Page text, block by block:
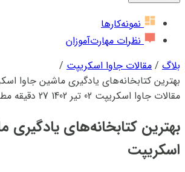
نمونه‌کارها
نظرات مهارت‌آموزان
بلاگ / مقالات جاوا اسکریپت /
بهترین کتابخانه‌های یادگیری ماشین جاوا
مقالات جاوا اسکریپت 02 تیر 1402 27 دقیقه مطالعه
بهترین کتابخانه‌های یادگیری
اسکریپت